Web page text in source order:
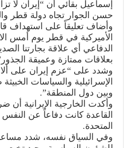
إسماعيل بقائي أن “إيران لا
حسن الجوار تجاه دولة قطر
وأضاف تعليقاً على استهداف
الأميركية في قطر يوم أمس
الدفاعي أي علاقة بجارتنا
بعلاقات ممتازة وعميقة
وشدد على “عزم إيران على ألا
الإسرائيلية والسياسات الخبيثة
وبين دول المنطقة”.
وأكدت الخارجية الإيرانية أن
القاعدة كانت دفاعاً عن
المتحدة.
وفي السياق نفسه، شدد مساعد